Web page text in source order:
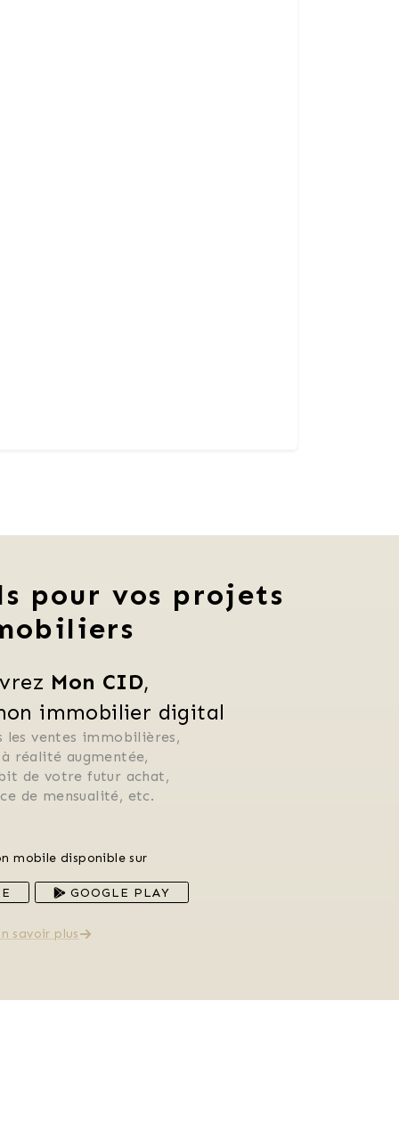
pour vos projets
Mon CID,
immobilier digital
les ventes immobilières,
réalité augmentée,
de votre futur achat,
de mensualité, etc.
mobile disponible sur
GOOGLE PLAY
savoir plus